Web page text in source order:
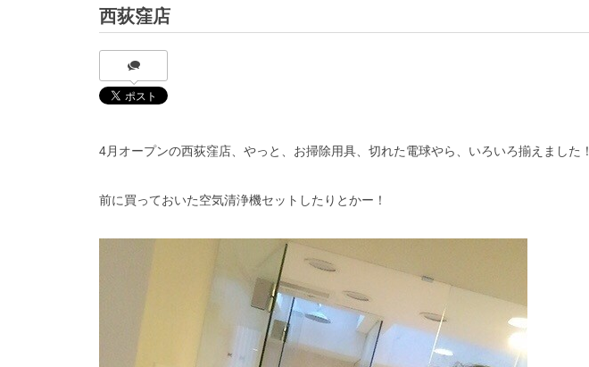
西荻窪店
4月オープンの西荻窪店、やっと、お掃除用具、切れた電球やら、いろいろ揃えました！
前に買っておいた空気清浄機セットしたりとかー！